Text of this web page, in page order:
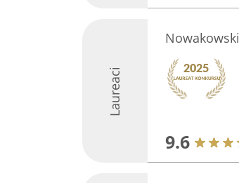
Laureaci
Nowakowski
9.6